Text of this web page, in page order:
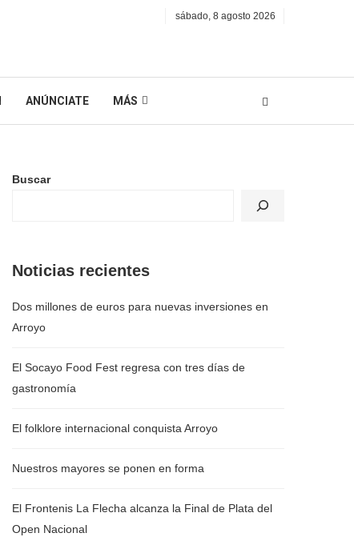
sábado, 8 agosto 2026
ANÚNCIATE MÁS
Buscar
Noticias recientes
Dos millones de euros para nuevas inversiones en
Arroyo
El Socayo Food Fest regresa con tres días de
gastronomía
El folklore internacional conquista Arroyo
Nuestros mayores se ponen en forma
El Frontenis La Flecha alcanza la Final de Plata del
Open Nacional